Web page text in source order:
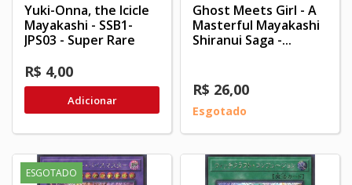
Yuki-Onna, the Icicle
Mayakashi - SSB1-
JPS03 - Super Rare
R$ 4,00
Adicionar
Ghost Meets Girl - A
Masterful Mayakashi
Shiranui Saga -...
R$ 26,00
Esgotado
ESGOTADO